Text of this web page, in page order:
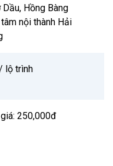
Hồng Bàng
nội thành Hải
lộ trình
250,000đ